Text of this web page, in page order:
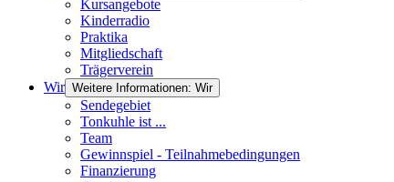
Kursangebote
Kinderradio
Praktika
Mitgliedschaft
Trägerverein
Wir Weitere Informationen: Wir
Sendegebiet
Tonkuhle ist ...
Team
Gewinnspiel - Teilnahmebedingungen
Finanzierung